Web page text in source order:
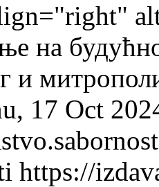
на
и
17 Oct
https://